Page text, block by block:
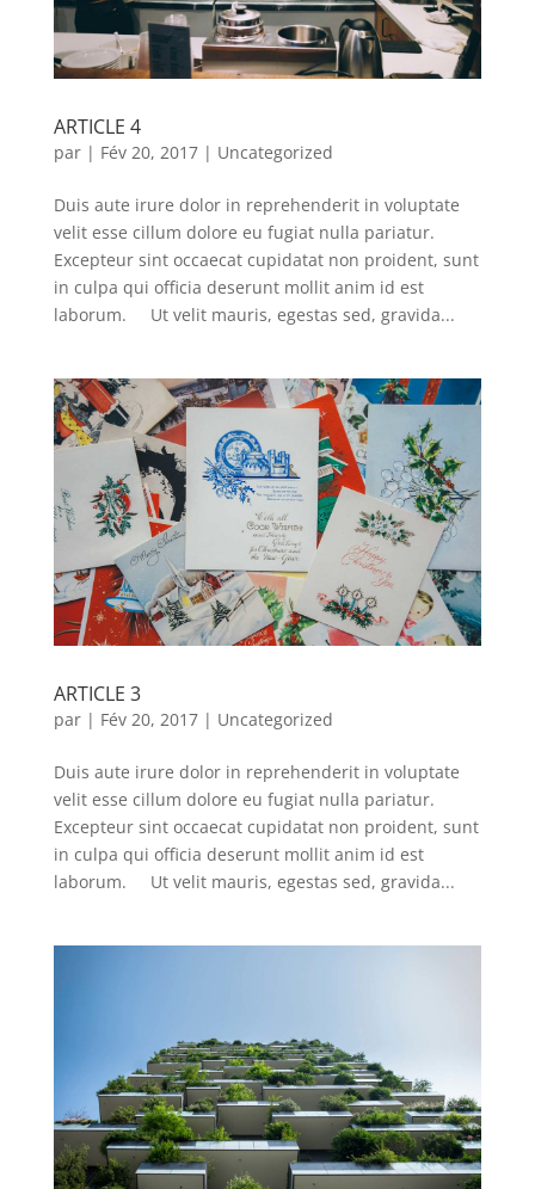
ARTICLE 4
par | Fév 20, 2017| Uncategorized
Duis aute irure dolor in reprehenderit in voluptate
velit esse cillum dolore eu fugiat nulla pariatur.
Excepteur sint occaecat cupidatat non proident, sunt
in culpa qui officia deserunt mollit anim id est
laborum. Ut velit mauris, egestas sed, gravida...
ARTICLE 3
par | Fév 20, 2017| Uncategorized
Duis aute irure dolor in reprehenderit in voluptate
velit esse cillum dolore eu fugiat nulla pariatur.
Excepteur sint occaecat cupidatat non proident, sunt
in culpa qui officia deserunt mollit anim id est
laborum. Ut velit mauris, egestas sed, gravida...